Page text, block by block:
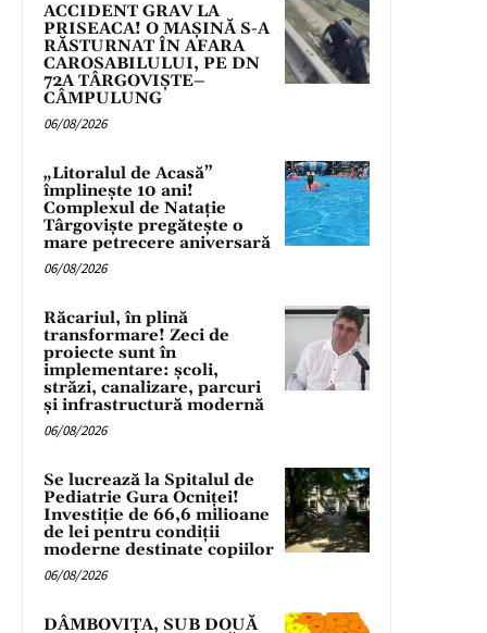
ACCIDENT GRAV LA
PRISEACA! O MAȘINĂ S-A
RĂSTURNAT ÎN AFARA
CAROSABILULUI, PE DN
72A TÂRGOVIȘTE–
CÂMPULUNG
06/08/2026
„Litoralul de Acasă”
împlinește 10 ani!
Complexul de Natație
Târgoviște pregătește o
mare petrecere aniversară
06/08/2026
Răcariul, în plină
transformare! Zeci de
proiecte sunt în
implementare: școli,
străzi, canalizare, parcuri
și infrastructură modernă
06/08/2026
Se lucrează la Spitalul de
Pediatrie Gura Ocniței!
Investiție de 66,6 milioane
de lei pentru condiții
moderne destinate copiilor
06/08/2026
DÂMBOVIȚA, SUB DOUĂ